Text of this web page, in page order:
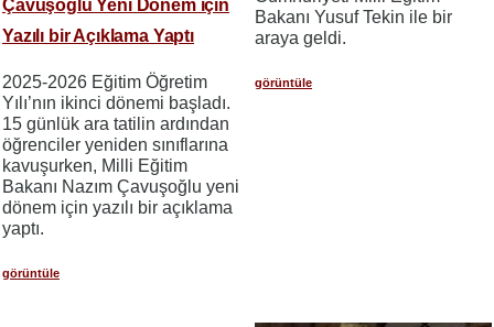
Çavuşoğlu Yeni Dönem için
Yazılı bir Açıklama Yaptı
2025-2026 Eğitim Öğretim
Yılı’nın ikinci dönemi başladı.
15 günlük ara tatilin ardından
öğrenciler yeniden sınıflarına
kavuşurken, Milli Eğitim
Bakanı Nazım Çavuşoğlu yeni
dönem için yazılı bir açıklama
yaptı.
görüntüle
Bakanı Yusuf Tekin ile bir
araya geldi.
görüntüle